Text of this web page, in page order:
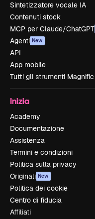
Sintetizzatore vocale IA
Contenuti stock
MCP per Claude/ChatGPT
Agenti New
API
App mobile
Tutti gli strumenti Magnific
Inizia
Academy
Documentazione
Assistenza
Termini e condizioni
Politica sulla privacy
Originali New
Politica dei cookie
Centro di fiducia
Affiliati